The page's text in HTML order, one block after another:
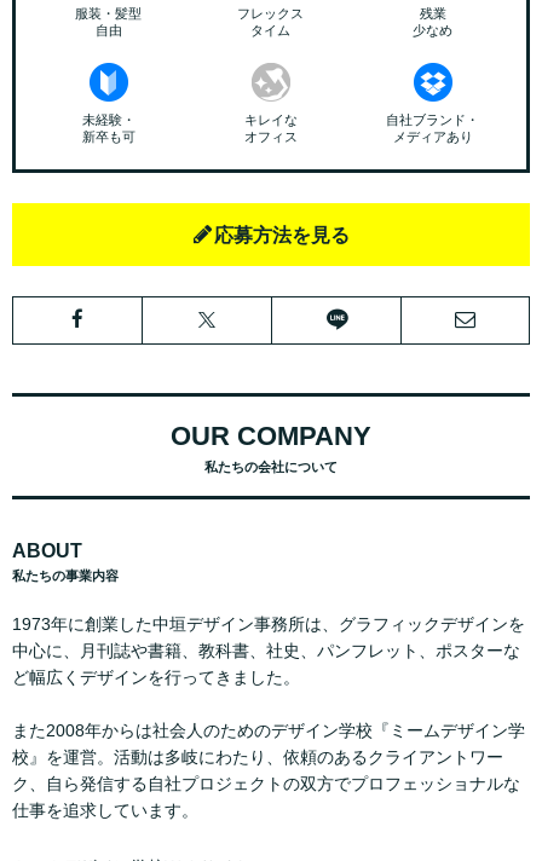
服装・髪型
自由
フレックス
タイム
残業
少なめ
未経験・
新卒も可
キレイな
オフィス
自社ブランド・
メディアあり
応募方法を見る
OUR COMPANY
私たちの会社について
ABOUT
私たちの事業内容
1973年に創業した中垣デザイン事務所は、グラフィックデザインを
中心に、月刊誌や書籍、教科書、社史、パンフレット、ポスターな
ど幅広くデザインを行ってきました。
また2008年からは社会人のためのデザイン学校『ミームデザイン学
校』を運営。活動は多岐にわたり、依頼のあるクライアントワー
ク、自ら発信する自社プロジェクトの双方でプロフェッショナルな
仕事を追求しています。